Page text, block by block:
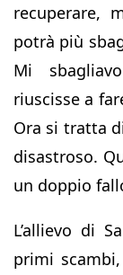
recuperare,
potrà più
Mi
riuscisse a
Ora si tratta
disastroso.
un doppio
L’allievo di
primi